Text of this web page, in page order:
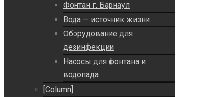
Фонтан г. Барнаул
Вода — источник жизни
Оборудование для
дезинфекции
Насосы для фонтана и
водопада
[Column]